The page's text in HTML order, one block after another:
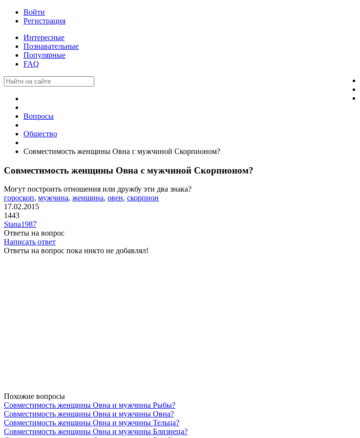
Войти
Регистрация
Интересные
Познавательные
Популярные
FAQ
Вопросы
Общество
Совместимость женщины Овна с мужчиной Скорпионом?
Совместимость женщины Овна с мужчиной Скорпионом?
Могут построить отношения или дружбу эти два знака?
гороскоп, мужчина, женщина, овен, скорпион
17.02.2015
1443
Stana1987
Ответы на вопрос
Написать ответ
Ответы на вопрос пока никто не добавлял!
Похожие вопросы
Совместимость женщины Овна и мужчины Рыбы?
Совместимость женщины Овна и мужчины Овна?
Совместимость женщины Овна и мужчины Тельца?
Совместимость женщины Овна и мужчины Близнеца?